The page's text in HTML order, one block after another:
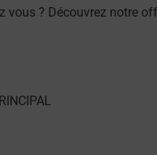
? Découvrez notre